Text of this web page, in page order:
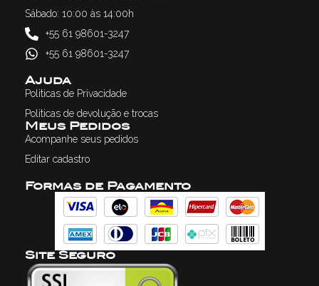
Sábado: 10:00 às 14:00h
+55 61 98601-3247
+55 61 98601-3247
Ajuda
Politicas de Privacidade
Politicas de devolução e trocas
Meus Pedidos
Acompanhe seus pedidos
Editar cadastro
Formas de Pagamento
Site Seguro